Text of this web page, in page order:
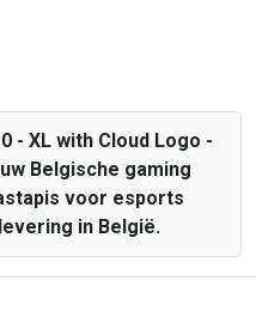
- XL with Cloud Logo -
Belgische gaming
voor esports
in België.